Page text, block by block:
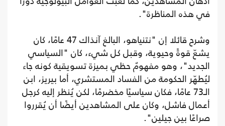
في هذه المناظرة".
وشرح قائلا إن "نتنياهو، البالغ آنذاك 47 عامًا، كان
يشعّ قوةً وحيوية، وقبل كل شيء، كان "السياسي
الجديد"، وهو مفهومٌ حظي بميزة تسويقية كونه جاء
ليُطهّر الحكومة من الفساد المستشري، أما بيريز، ابن
الـ73 عامًا، فكان سياسيًا مخضرمًا، لكن يُنظر إليه كرجل
أعمال فاشل، وكان على المشاهدين أيضًا أن يُقرروا
صراعًا بين جيلين".